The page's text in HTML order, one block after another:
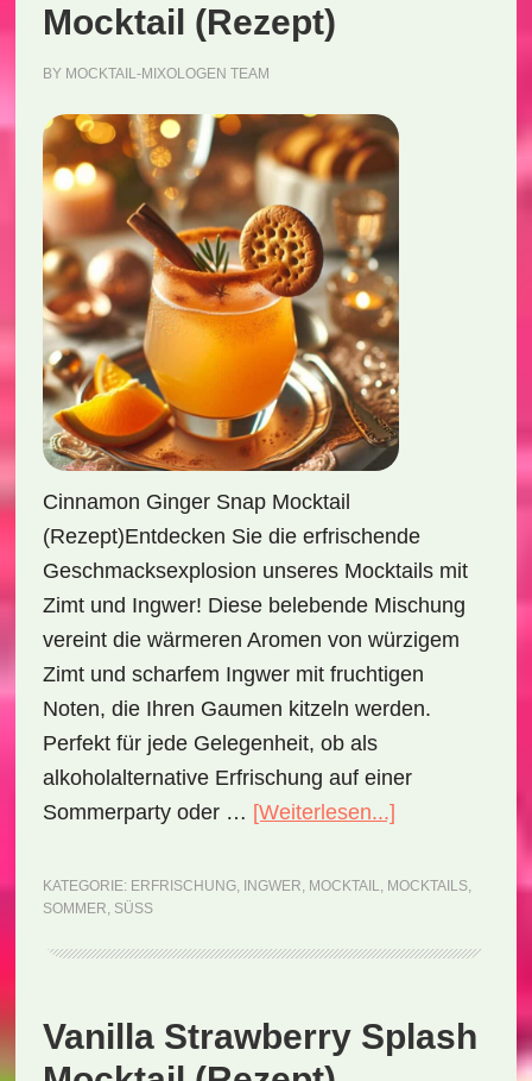
Mocktail (Rezept)
BY MOCKTAIL-MIXOLOGEN TEAM
Cinnamon Ginger Snap Mocktail
(Rezept)Entdecken Sie die erfrischende
Geschmacksexplosion unseres Mocktails mit
Zimt und Ingwer! Diese belebende Mischung
vereint die wärmeren Aromen von würzigem
Zimt und scharfem Ingwer mit fruchtigen
Noten, die Ihren Gaumen kitzeln werden.
Perfekt für jede Gelegenheit, ob als
alkoholalternative Erfrischung auf einer
Sommerparty oder … [Weiterlesen...]
Snap
(Rezept)
KATEGORIE: ERFRISCHUNG, INGWER, MOCKTAIL, MOCKTAILS,
SOMMER, SÜSS
Vanilla Strawberry Splash